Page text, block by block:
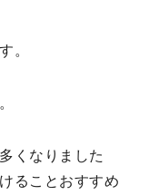
。
くなりました
ることおすすめ